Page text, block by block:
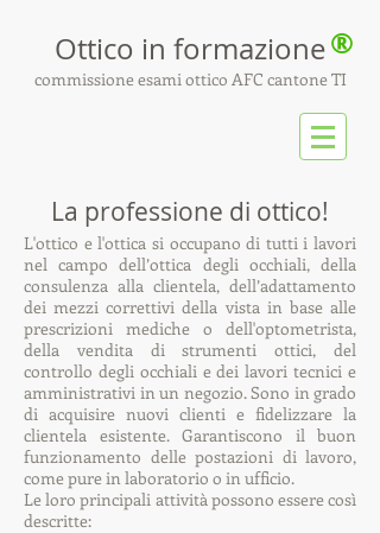
Ottico in formazione
commissione esami ottico AFC cantone TI
®
La professione di ottico!
L'ottico e l'ottica si occupano di tutti i lavori
nel campo dell’ottica degli occhiali, della
consulenza alla clientela, dell’adattamento
dei mezzi correttivi della vista in base alle
prescrizioni mediche o dell'optometrista,
della vendita di strumenti ottici, del
controllo degli occhiali e dei lavori tecnici e
amministrativi in un negozio. Sono in grado
di acquisire nuovi clienti e fidelizzare la
clientela esistente. Garantiscono il buon
funzionamento delle postazioni di lavoro,
come pure in laboratorio o in ufficio.
Le loro principali attività possono essere così
descritte: